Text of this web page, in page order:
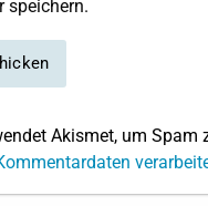
speichern.
Akismet, um Spam